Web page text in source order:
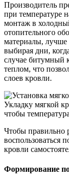
Производитель
при температуре
монтаж в
отопительного
материалы, лучше
выбирая дни,
случае битумный
теплом, что
слоев кровли.
Укладку мягкой
чтобы
Чтобы правильно
воспользоваться
кровли
Формирование